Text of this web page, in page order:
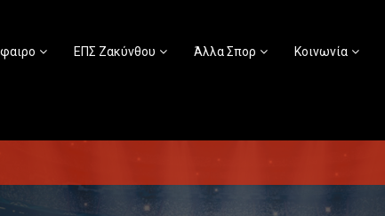
ΕΠΣ Ζακύνθου Άλλα Σπορ Κοινωνία